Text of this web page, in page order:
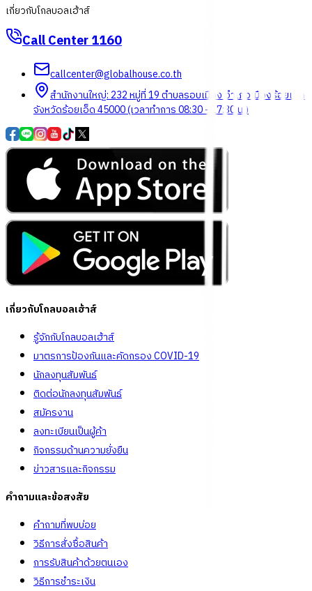
เกี่ยวกับโกลบอลเฮ้าส์
Call Center1160
callcenter@globalhouse.co.th
สำนักงานใหญ่: 232 หมู่ที่ 19 ตำบลรอบเมือง อำเภอเมืองร้อยเอ็ด
จังหวัดร้อยเอ็ด 45000 (เวลาทำการ 08:30 - 17:30 น.)
เกี่ยวกับโกลบอลเฮ้าส์
รู้จักกับโกลบอลเฮ้าส์
มาตรการป้องกันและคัดกรอง COVID-19
นักลงทุนสัมพันธ์
ติดต่อนักลงทุนสัมพันธ์
สมัครงาน
ลงทะเบียนเป็นผู้ค้า
กิจกรรมด้านความยั่งยืน
ข่าวสารและกิจกรรม
คำถามและข้อสงสัย
คำถามที่พบบ่อย
วิธีการสั่งซื้อสินค้า
การรับสินค้าด้วยตนเอง
วิธีการชำระเงิน